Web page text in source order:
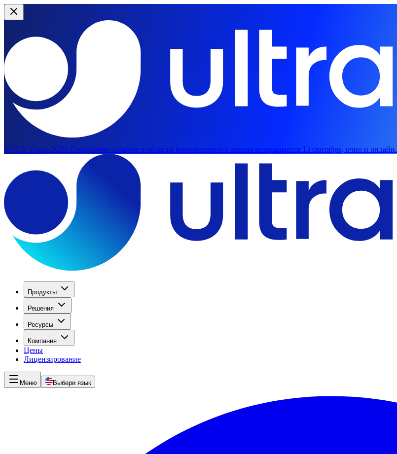
YOLO Vision 2026: Глобальное событие в области компьютерного зрения возвращается 13 сентября, очно и онлайн.
Продукты
Решения
Ресурсы
Компания
Цены
Лицензирование
Меню Выбери язык